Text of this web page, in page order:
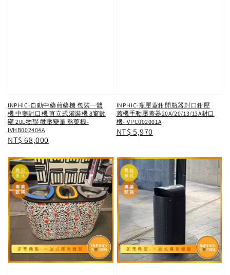
INPHIC-自動中藥煎藥機 包裝一體
機 中藥封口機 直立式灌裝機 8窗數
顯 20L物聯 微壓變量 熬藥機-
IVHB002404A
Regular
NT$ 68,000
INPHIC-瓶壓蓋鉗開瓶器封口鉗壓
蓋機手動壓蓋器20A/20/13/13A封口
機-IVPC002001A
Regular
NT$ 5,970